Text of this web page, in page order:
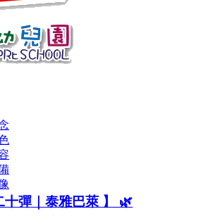
十彈｜泰雅巴萊 】 🌿